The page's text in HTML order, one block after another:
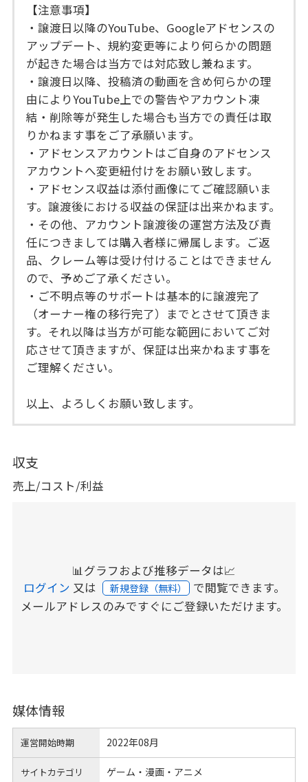
【注意事項】
・譲渡日以降のYouTube、Googleアドセンスの
アップデート、規約変更等により何らかの問題
が起きた場合は当方では対応致し兼ねます。
・譲渡日以降、投稿済の動画を含め何らかの理
由によりYouTube上での警告やアカウント凍
結・削除等が発生した場合も当方での責任は取
りかねます事をご了承願います。
・アドセンスアカウントはご自身のアドセンス
アカウントへ変更紐付けをお願い致します。
・アドセンス収益は添付画像にてご確認願いま
す。譲渡後における収益の保証は出来かねます。
・その他、アカウント譲渡後の運営方法及び責
任につきましては購入者様に帰属します。ご返
品、クレーム等は受け付けることはできません
ので、予めご了承ください。
・ご不明点等のサポートは基本的に譲渡完了
（オーナー権の移行完了）までとさせて頂きま
す。それ以降は当方が可能な範囲においてご対
応させて頂きますが、保証は出来かねます事を
ご理解ください。
以上、よろしくお願い致します。
収支
売上/コスト/利益
📊グラフおよび推移データは📈
ログイン 又は 新規登録（無料） で閲覧できます。
メールアドレスのみですぐにご登録いただけます。
媒体情報
運営開始時期 2022年08月
サイトカテゴリ ゲーム・漫画・アニメ